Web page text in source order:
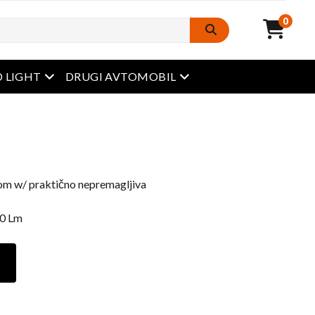
0
LIGHT odprt meni
DRUGI AVTOMOBIL odprt meni
w/ praktično nepremagljiva
Lm